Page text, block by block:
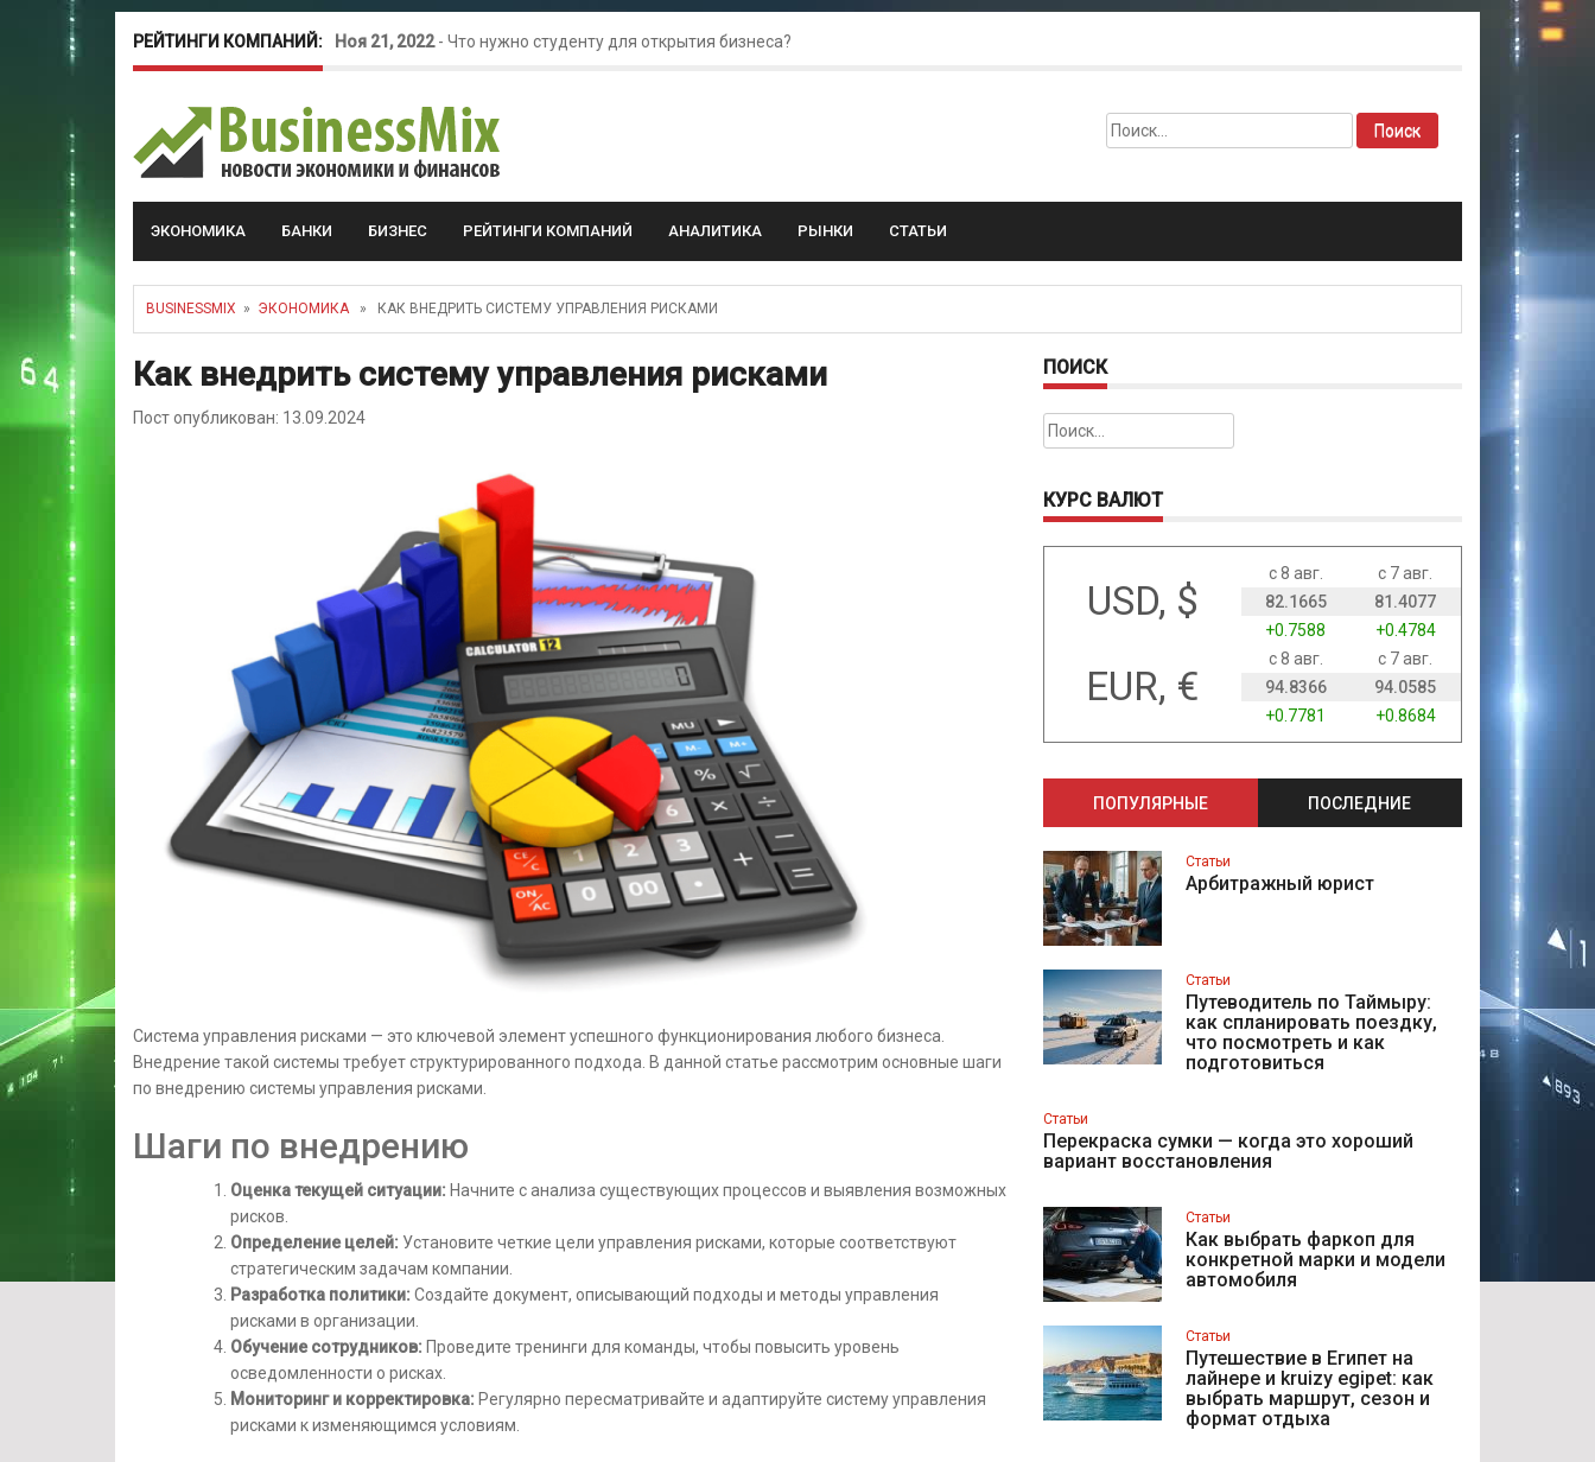
РЕЙТИНГИ КОМПАНИЙ: Ноя 21, 2022- Что нужно студенту для открытия бизнеса?
Май 16, 2022-Курсовые колебания: как защитить свой бизнес?
Найти:
ЭКОНОМИКА БАНКИ БИЗНЕС РЕЙТИНГИ КОМПАНИЙ АНАЛИТИКА РЫНКИ СТАТЬИ
BUSINESSMIX » ЭКОНОМИКА» КАК ВНЕДРИТЬ СИСТЕМУ УПРАВЛЕНИЯ РИСКАМИ
Как внедрить систему управления рисками
Пост опубликован: 13.09.2024
Система управления рисками — это ключевой элемент успешного функционирования любого бизнеса.
Внедрение такой системы требует структурированного подхода. В данной статье рассмотрим основные шаги
по внедрению системы управления рисками.
Шаги по внедрению
Оценка текущей ситуации: Начните с анализа существующих процессов и выявления возможных
рисков.
Определение целей: Установите четкие цели управления рисками, которые соответствуют
стратегическим задачам компании.
Разработка политики: Создайте документ, описывающий подходы и методы управления
рисками в организации.
Обучение сотрудников: Проведите тренинги для команды, чтобы повысить уровень
осведомленности о рисках.
Мониторинг и корректировка: Регулярно пересматривайте и адаптируйте систему управления
рисками к изменяющимся условиям.
ПОИСК
Найти:
КУРС ВАЛЮТ
USD, $
с 8 авг.
с 7 авг.
82.1665
81.4077
+0.7588
+0.4784
EUR, €
с 8 авг.
с 7 авг.
94.8366
94.0585
+0.7781
+0.8684
ПОПУЛЯРНЫЕ ПОСЛЕДНИЕ
Статьи
Арбитражный юрист
Статьи
Путеводитель по Таймыру:
как спланировать поездку,
что посмотреть и как
подготовиться
Статьи
Перекраска сумки — когда это хороший
вариант восстановления
Статьи
Как выбрать фаркоп для
конкретной марки и модели
автомобиля
Статьи
Путешествие в Египет на
лайнере и kruizy egipet: как
выбрать маршрут, сезон и
формат отдыха